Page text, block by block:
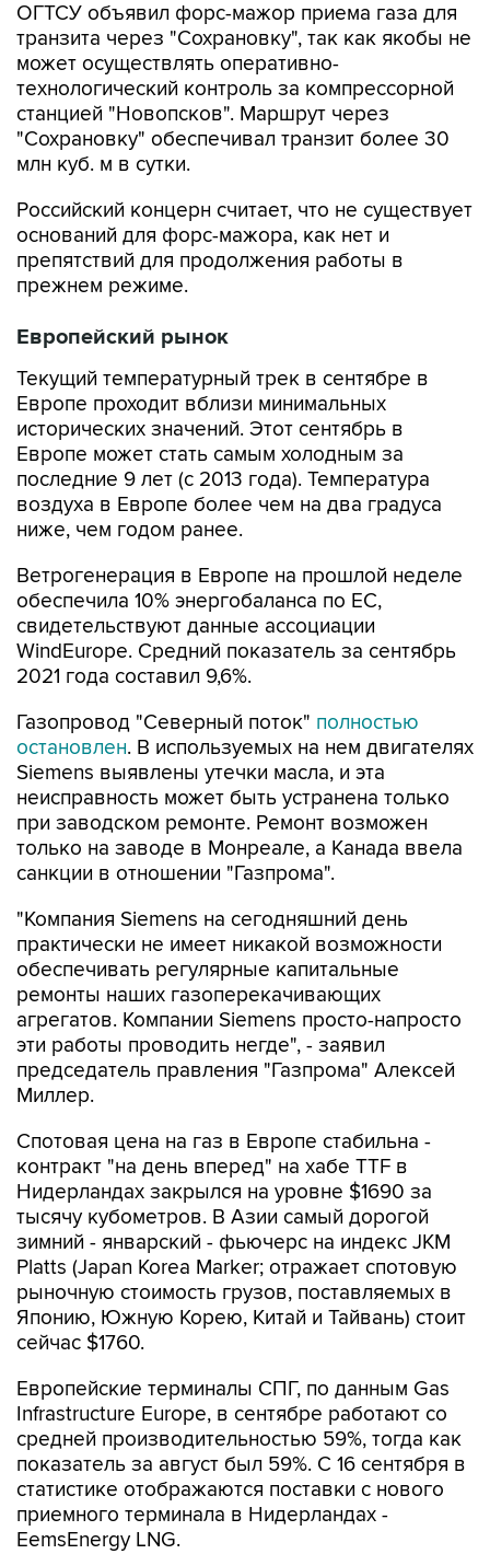
ОГТСУ объявил форс-мажор приема газа для
транзита через "Сохрановку", так как якобы не
может осуществлять оперативно-
технологический контроль за компрессорной
станцией "Новопсков". Маршрут через
"Сохрановку" обеспечивал транзит более 30
млн куб. м в сутки.
Российский концерн считает, что не существует
оснований для форс-мажора, как нет и
препятствий для продолжения работы в
прежнем режиме.
Европейский рынок
Текущий температурный трек в сентябре в
Европе проходит вблизи минимальных
исторических значений. Этот сентябрь в
Европе может стать самым холодным за
последние 9 лет (с 2013 года). Температура
воздуха в Европе более чем на два градуса
ниже, чем годом ранее.
Ветрогенерация в Европе на прошлой неделе
обеспечила 10% энергобаланса по ЕС,
свидетельствуют данные ассоциации
WindEurope. Средний показатель за сентябрь
2021 года составил 9,6%.
Газопровод "Северный поток" полностью
остановлен. В используемых на нем двигателях
Siemens выявлены утечки масла, и эта
неисправность может быть устранена только
при заводском ремонте. Ремонт возможен
только на заводе в Монреале, а Канада ввела
санкции в отношении "Газпрома".
"Компания Siemens на сегодняшний день
практически не имеет никакой возможности
обеспечивать регулярные капитальные
ремонты наших газоперекачивающих
агрегатов. Компании Siemens просто-напросто
эти работы проводить негде", - заявил
председатель правления "Газпрома" Алексей
Миллер.
Спотовая цена на газ в Европе стабильна -
контракт "на день вперед" на хабе TTF в
Нидерландах закрылся на уровне $1690 за
тысячу кубометров. В Азии самый дорогой
зимний - январский - фьючерс на индекс JKM
Platts (Japan Korea Marker; отражает спотовую
рыночную стоимость грузов, поставляемых в
Японию, Южную Корею, Китай и Тайвань) стоит
сейчас $1760.
Европейские терминалы СПГ, по данным Gas
Infrastructure Europe, в сентябре работают со
средней производительностью 59%, тогда как
показатель за август был 59%. С 16 сентября в
статистике отображаются поставки с нового
приемного терминала в Нидерландах -
EemsEnergy LNG.